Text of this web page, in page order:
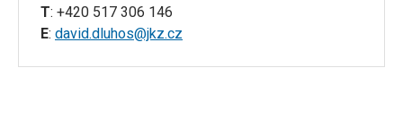
T: +420 517 306 146
E: david.dluhos@jkz.cz